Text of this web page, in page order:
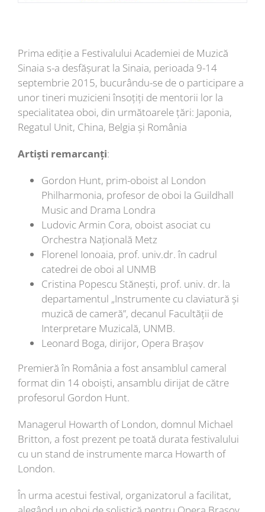
Prima ediție a Festivalului Academiei de Muzică
Sinaia s-a desfășurat la Sinaia, perioada 9-14
septembrie 2015, bucurându-se de o participare a
unor tineri muzicieni însoțiți de mentorii lor la
specialitatea oboi, din următoarele țări: Japonia,
Regatul Unit, China, Belgia și România
Artiști remarcanți:
Gordon Hunt, prim-oboist al London
Philharmonia, profesor de oboi la Guildhall
Music and Drama Londra
Ludovic Armin Cora, oboist asociat cu
Orchestra Națională Metz­­­­­­­
Florenel Ionoaia, prof. univ.dr. în cadrul
catedrei de oboi al UNMB
Cristina Popescu Stănești, prof. univ. dr. la
departamentul „Instrumente cu claviatură şi
muzică de cameră”, decanul Facultăţii de
Interpretare Muzicală, UNMB.
Leonard Boga, dirijor, Opera Brașov
Premieră în România a fost ansamblul cameral
format din 14 oboiști, ansamblu dirijat de către
profesorul Gordon Hunt.
Managerul Howarth of London, domnul Michael
Britton, a fost prezent pe toată durata festivalului
cu un stand de instrumente marca Howarth of
London.
În urma acestui festival, organizatorul a facilitat,